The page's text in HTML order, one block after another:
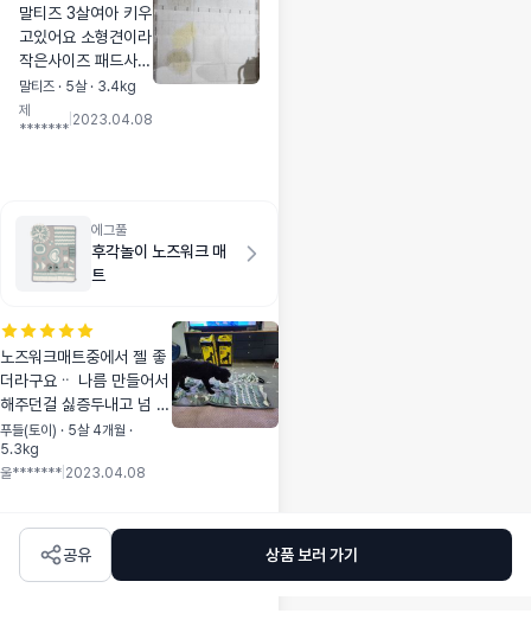
말티즈 3살여아 키우
고있어요 소형견이라
작은사이즈 패드사용
해야지라고 당연하게
생각하다가 언니네강
아지 포메라니안인데
야를해서 바닥까지
했는데 대형패드로
바꾸고 난뒤 조금은
줄긴하네요. 흡수력
금 두번째 재구매해
서 사용중이예요.
말티즈 · 5살 · 3.4kg
제
*******
2023.04.08
에그풀
후각놀이 노즈워크 매
트
노즈워크매트중에서 젤 좋
더라구요ᆢ 나름 만들어서
해주던걸 싫증두내고 넘 잘
찾아서 다른걸 구매하고 싶
었는데ᆢ 넘맘에들어요ᆢ
같이 온 굿씨 사료가지고
모두 만족합니다^&^
푸들(토이) · 5살 4개월 ·
5.3kg
울******* 2023.04.08
공유 상품 보러 가기